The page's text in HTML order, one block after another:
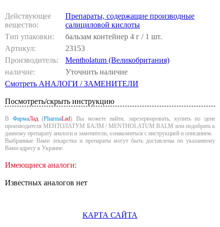
Действующее
вещество:
Препараты, содержащие производные
салициловой кислоты
Тип упаковки:
бальзам контейнер 4 г / 1 шт.
Артикул:
23153
Производитель:
Mentholatum (Великобритания)
наличие:
Уточнить наличие
Смотреть АНАЛОГИ / ЗАМЕНИТЕЛИ
Посмотреть/скрыть инструкцию
В ФармаЛад(PharmaLad) Вы можете найти, зарезервировать, купить по цене
производителя МЕНТОЛАТУМ БАЛМ / MENTHOLATUM BALM или подобрать к
данному препарату аналоги и заменители, ознакомиться с инструкцией и описанием.
Выбранные Вами лекарства и препараты могут быть доставлены по указанному
Вами адресу в Украине.
Имеющиеся аналоги:
Известных аналогов нет
КАРТА САЙТА